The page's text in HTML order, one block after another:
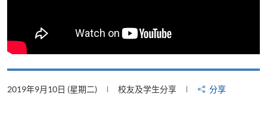
2019年9月10日 (星期二) 校友及学生分享 分享